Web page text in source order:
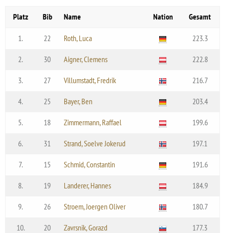
Platz Bib Name Nation Gesamt
1. 22 Roth, Luca 223.3
2. 30 Aigner, Clemens 222.8
3. 27 Villumstadt, Fredrik 216.7
4. 25 Bayer, Ben 203.4
5. 18 Zimmermann, Raffael 199.6
6. 31 Strand, Soelve Jokerud 197.1
7. 15 Schmid, Constantin 191.6
8. 19 Landerer, Hannes 184.9
9. 26 Stroem, Joergen Oliver 180.7
10. 20 Zavrsnik, Gorazd 177.3